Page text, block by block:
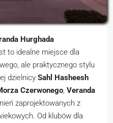
Hurghada
to idealne miejsce dla
ale praktycznego stylu
dzielnicy Sahl Hasheesh
Czerwonego, Veranda
zaprojektowanych z
Od klubów dla